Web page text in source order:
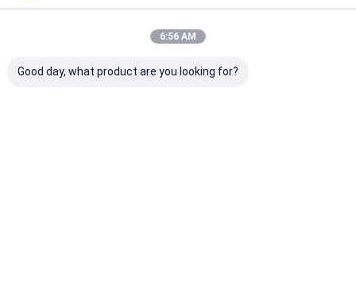
সাইট ম্যাপ
গোপনীয়তা নীতি
চীন কারখানা.Copyright © 2026 Dongguan Hengsheng
Polybag Co., Ltd.. All Rights Reserved.
6:56 AM
Good day, what product are you looking for?